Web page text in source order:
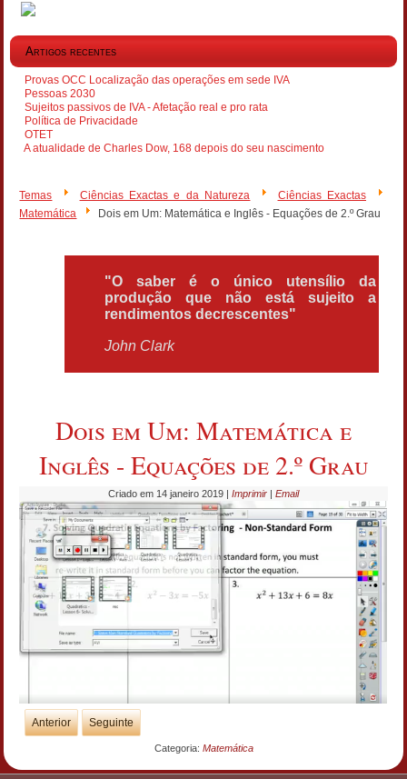
Artigos recentes
Provas OCC Localização das operações em sede IVA
Pessoas 2030
Sujeitos passivos de IVA - Afetação real e pro rata
Política de Privacidade
OTET
A atualidade de Charles Dow, 168 depois do seu nascimento
Temas Ciências Exactas e da Natureza
Ciências Exactas
Matemática
Dois em Um: Matemática e Inglês - Equações de 2.º Grau
"O saber é o único utensílio da
produção que não está sujeito a
rendimentos decrescentes"
John Clark
Dois em Um: Matemática e
Inglês - Equações de 2.º Grau
Criado em 14 janeiro 2019 | Imprimir | Email
Anterior Seguinte
Categoria: Matemática